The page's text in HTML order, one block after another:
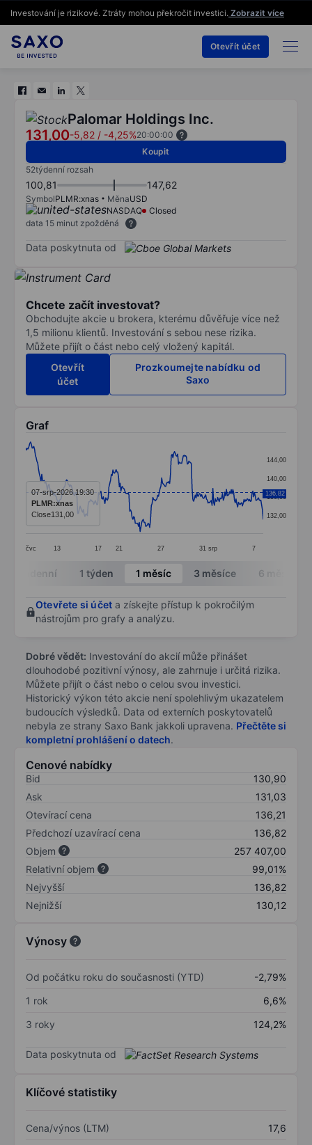
Investování je rizikové. Ztráty mohou překročit investici. Zobrazit více
Otevřít účet
Palomar Holdings Inc.
131,00-5,82 / -4,25%20:00:00
Koupit
52týdenní rozsah
100,81 147,62
SymbolPLMR:xnas MěnaUSD
NASDAQ
Closed
data 15 minut zpožděná
Data poskytnuta od
Chcete začít investovat?
Obchodujte akcie u brokera, kterému důvěřuje více než
1,5 milionu klientů. Investování s sebou nese rizika.
Můžete přijít o část nebo celý vložený kapitál.
Otevřít
účet
Prozkoumejte nabídku od
Saxo
Graf
Line chart with 298 data points.
The chart has 1 X axis displaying categories.
The chart has 1 Y axis displaying values. Data
čvc 13 17 21 27 31 srp 7
132,00
136,00
140,00
144,00
136,82
07-srp-2026 19:30
PLMR:xnas
Close131,00
End of interactive chart.
Intradenní 1 týden 1 měsíc 3 měsíce 6 měsíců
Otevřete si účet a získejte přístup k pokročilým
nástrojům pro grafy a analýzu.
Dobré vědět: Investování do akcií může přinášet
dlouhodobé pozitivní výnosy, ale zahrnuje i určitá rizika.
Můžete přijít o část nebo o celou svou investici.
Historický výkon této akcie není spolehlivým ukazatelem
budoucích výsledků. Data od externích poskytovatelů
nebyla ze strany Saxo Bank jakkoli upravena. Přečtěte si
kompletní prohlášení o datech.
Cenové nabídky
Bid
130,90
Ask
131,03
Otevírací cena
136,21
Předchozí uzavírací cena
136,82
Objem
257 407,00
Relativní objem
99,01%
Nejvyšší
136,82
Nejnižší
130,12
Výnosy
Od počátku roku do současnosti (YTD)
-2,79%
1 rok
6,6%
3 roky
124,2%
Data poskytnuta od
Klíčové statistiky
Cena/výnos (LTM)
17,6